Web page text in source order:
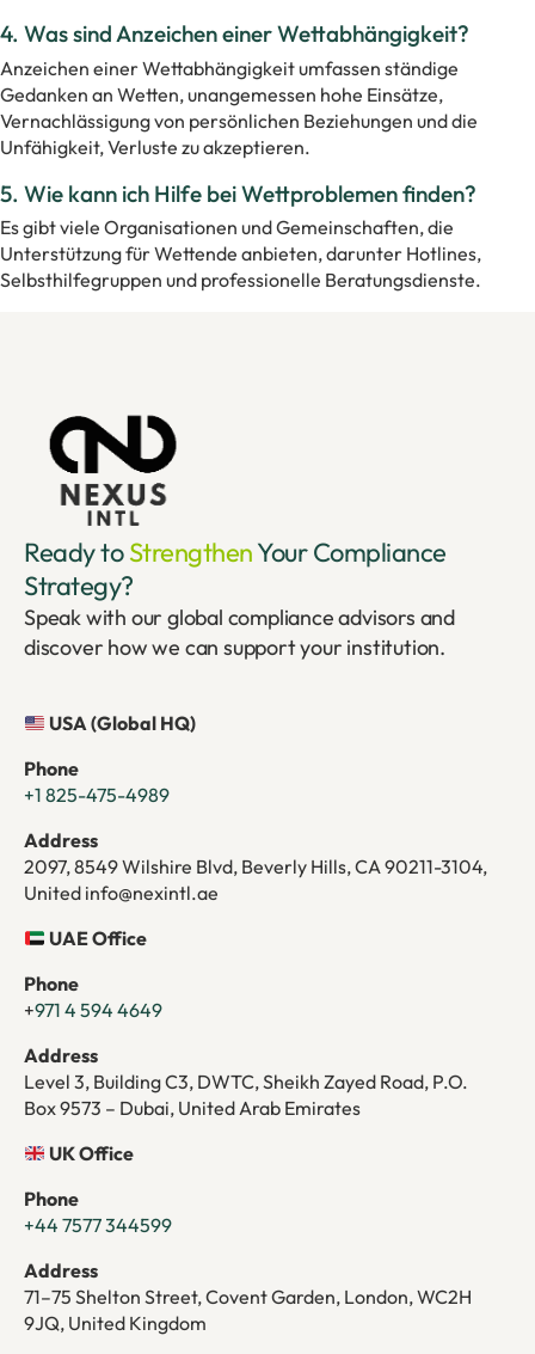
4. Was sind Anzeichen einer Wettabhängigkeit?
Anzeichen einer Wettabhängigkeit umfassen ständige
Gedanken an Wetten, unangemessen hohe Einsätze,
Vernachlässigung von persönlichen Beziehungen und die
Unfähigkeit, Verluste zu akzeptieren.
5. Wie kann ich Hilfe bei Wettproblemen finden?
Es gibt viele Organisationen und Gemeinschaften, die
Unterstützung für Wettende anbieten, darunter Hotlines,
Selbsthilfegruppen und professionelle Beratungsdienste.
Ready toStrengthenYour Compliance
Strategy?
Speak with our global compliance advisors and
discover how we can support your institution.
USA (Global HQ)
Phone
+1 825-475-4989
Address
2097, 8549 Wilshire Blvd, Beverly Hills, CA 90211-3104,
United info@nexintl.ae
Phone
+971 4 594 4649
Address
Level 3, Building C3, DWTC, Sheikh Zayed Road, P.O.
Box 9573 – Dubai, United Arab Emirates
UAE Office
UK Office
Phone
+44 7577 344599
Address
71–75 Shelton Street, Covent Garden, London, WC2H
9JQ, United Kingdom